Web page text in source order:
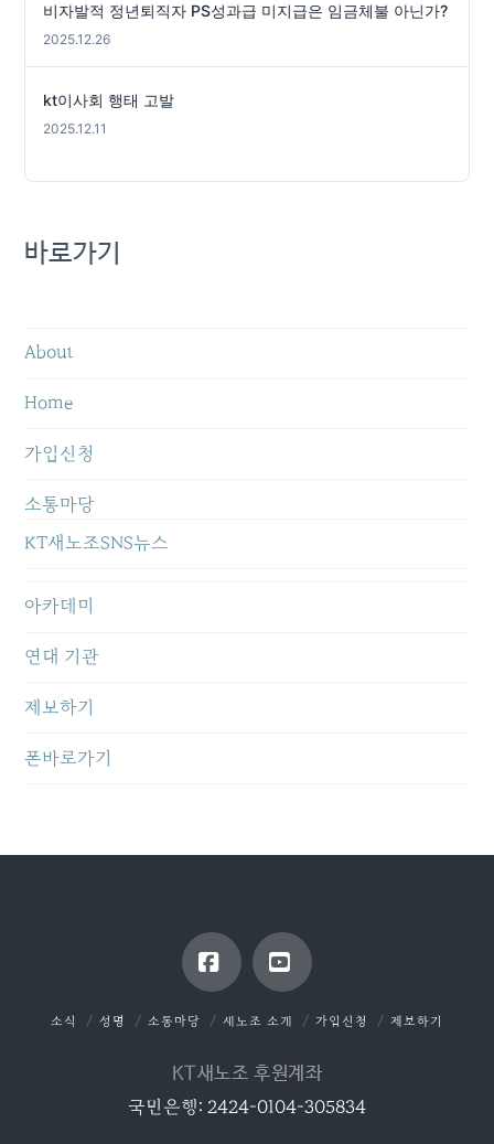
비자발적 정년퇴직자 PS성과급 미지급은 임금체불 아닌가?
2025.12.26
kt이사회 행태 고발
2025.12.11
바로가기
About
Home
가입신청
소통마당
KT새노조SNS뉴스
아카데미
연대 기관
제보하기
폰바로가기
FacebookYouTube
소식 성명 소통마당 새노조 소개 가입신청 제보하기
KT새노조 후원계좌
국민은행: 2424-0104-305834